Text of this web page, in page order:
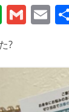
E
v
er
n
G
m
l
E
m
l
?